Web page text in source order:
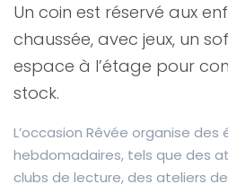
Un coin est réservé aux
chaussée, avec jeux, un
espace à l’étage pour
stock.
L’occasion Rêvée organise des
hebdomadaires, tels que des
clubs de lecture, des ateliers